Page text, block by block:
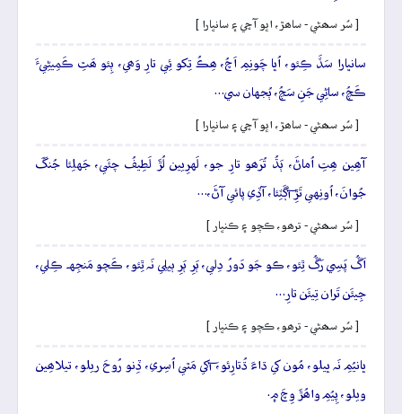
[ سُر سھڻي - ساھڙ، اڀو آڇي ۽ سانڀارا ]
سانڀارا سَڏَ ڪِئو، اُڀا چَونِمِ اَچُ، ھِڪُ تِکو ئِي تارِ وَھي، ٻِئو ھَٿِ ڪَمِيڻِيءَ
ڪَچُ، ساڻِي جَنِ سَچُ، ٻُجهان سي…
[ سُر سھڻي - ساھڙ، اڀو آڇي ۽ سانڀارا ]
آھِين ھِتِ اُماڻَ، ٻَڌُ تُرَھو تارِ جو، لَهرِيين لُڙَ لَطِيفُ چئَي، جَهلِئا جُنگَ
جُوانَ، اُونِهي تَڙِ آڳَٽِئا، آڏِي پائي آڻَ،…
[ سُر سھڻي - ترھو، ڪچو ۽ ڪنڀار ]
اَڱُ پَسِي رَڱُ ٿِئو، ڪو جَو دَورُ دِلي، ٻَرِ ٻَرِ ٻيلِي نَہ ٿِئو، ڪَچو مَنجِهہ ڪِلي،
جِيئَن تَران تِيئَن تارِ…
[ سُر سھڻي - ترھو، ڪچو ۽ ڪنڀار ]
ڀانيُمِ نَہ ڀيلو، مُون کي ڌاءَ ڌُتارِئو، آکي مَٿي اُسِري، ڏِنو رُوحَ ريلو، تيلاھِين
ويلو، پِيُمِ واھُڙَ وِچَ ۾.